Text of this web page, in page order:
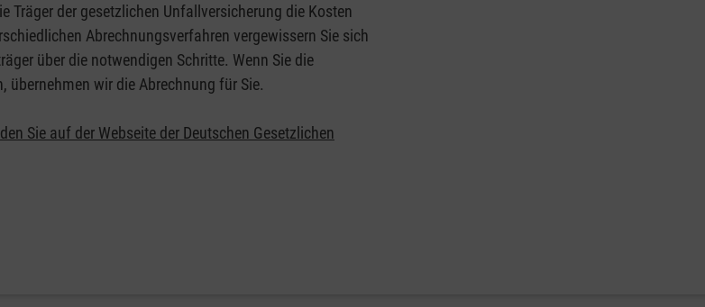
Träger der gesetzlichen Unfallversicherung die Kosten
Abrechnungsverfahren vergewissern Sie sich
über die notwendigen Schritte. Wenn Sie die
übernehmen wir die Abrechnung für Sie.
Sie auf der Webseite der Deutschen Gesetzlichen